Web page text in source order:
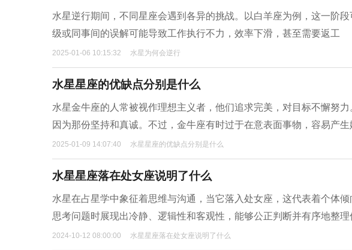
水星逆行期间，不同星座会遇到各异的挑战。以白羊座为例，这一阶
级或同事间的误解可能导致工作执行不力，效率下滑，甚至需要返工
2025-01-06 10:15:32 水星为何会逆行
水星星座的优缺点分别是什么
水星金牛座的人常被视作理想主义者，他们追求完美，对目标不懈努
因为那份坚持和真诚。不过，金牛座有时过于在意表面事物，容易产
2025-01-09 14:07:40 水星星座的优缺点分别是什么
水星星座落在处女座说明了什么
水星在占星学中象征着思维与沟通，当它落入处女座，这代表着个体
思考问题时展现出冷静、逻辑性和客观性，能够公正判断并有序地整理
2024-10-12 08:00:00 水星星座落在处女座说明了什么